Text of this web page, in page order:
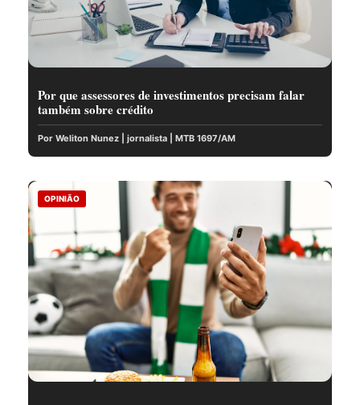
Por que assessores de investimentos precisam falar
também sobre crédito
Por Weliton Nunez | jornalista | MTB 1697/AM
OPINIÃO